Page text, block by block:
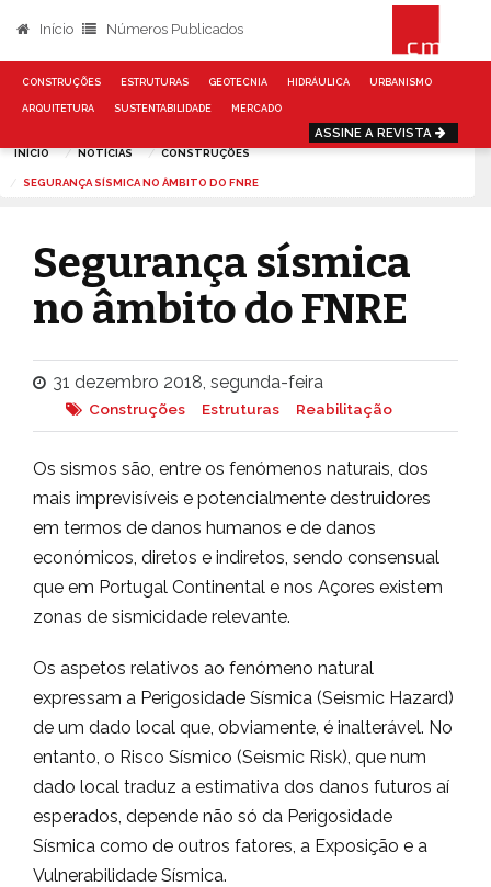
Início Números Publicados
CONSTRUÇÕES ESTRUTURAS GEOTECNIA HIDRÁULICA URBANISMO
ARQUITETURA SUSTENTABILIDADE MERCADO
ASSINE A REVISTA
INÍCIO NOTÍCIAS CONSTRUÇÕES
SEGURANÇA SÍSMICA NO ÂMBITO DO FNRE
Segurança sísmica
no âmbito do FNRE
31 dezembro 2018, segunda-feira
Construções Estruturas Reabilitação
Os sismos são, entre os fenómenos naturais, dos
mais imprevisíveis e potencialmente destruidores
em termos de danos humanos e de danos
económicos, diretos e indiretos, sendo consensual
que em Portugal Continental e nos Açores existem
zonas de sismicidade relevante.
Os aspetos relativos ao fenómeno natural
expressam a Perigosidade Sísmica (Seismic Hazard)
de um dado local que, obviamente, é inalterável. No
entanto, o Risco Sísmico (Seismic Risk), que num
dado local traduz a estimativa dos danos futuros aí
esperados, depende não só da Perigosidade
Sísmica como de outros fatores, a Exposição e a
Vulnerabilidade Sísmica.